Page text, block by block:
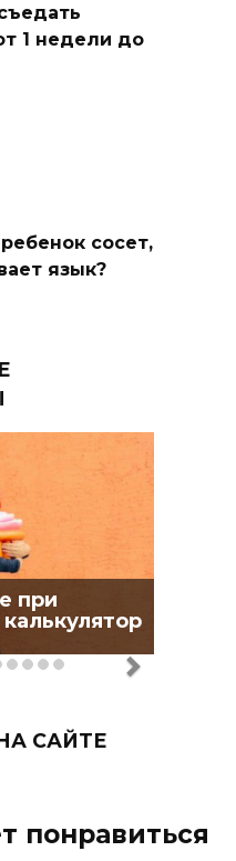
1 недели до
сосет,
язык?
при
САЙТЕ
понравиться